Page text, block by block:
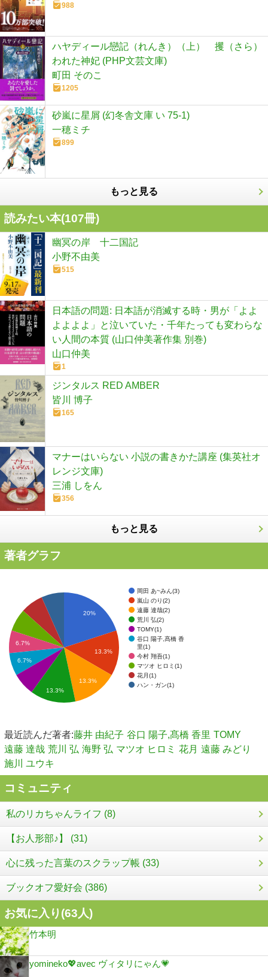
988
ハヤディール戀記（れんき）（上） 攫（さら）
われた神妃 (PHP文芸文庫)
町田 そのこ
1205
砂嵐に星屑 (幻冬舎文庫 い 75-1)
一穂ミチ
899
もっと見る
読みたい本(107冊)
幽冥の岸 十二国記
小野不由美
515
日本語の問題: 日本語が消滅する時・男が「よよ
よよよよ」と泣いていた・千年たっても変わらな
い人間の本質 (山口仲美著作集 別巻)
山口仲美
1
ジンタルス RED AMBER
皆川 博子
165
マナーはいらない 小説の書きかた講座 (集英社オ
レンジ文庫)
三浦 しをん
356
もっと見る
著者グラフ
岡田 あ~みん(3)
嵐山 のり(2)
遠藤 達哉(2)
荒川 弘(2)
TOMY(1)
谷口 陽子,髙橋 香
里(1)
今村 翔吾(1)
マツオ ヒロミ(1)
花月(1)
ハン・ガン(1)
20%
13.3%
13.3%
6.7%
6.7%
13.3%
最近読んだ著者:藤井 由紀子 谷口 陽子,髙橋 香里 TOMY
遠藤 達哉 荒川 弘 海野 弘 マツオ ヒロミ 花月 遠藤 みどり
施川 ユウキ
コミュニティ
私のリカちゃんライフ (8)
【お人形部♪】 (31)
心に残った言葉のスクラップ帳 (33)
ブックオフ愛好会 (386)
お気に入り(63人)
竹本明
yomineko💖avec ヴィタリにゃん💗